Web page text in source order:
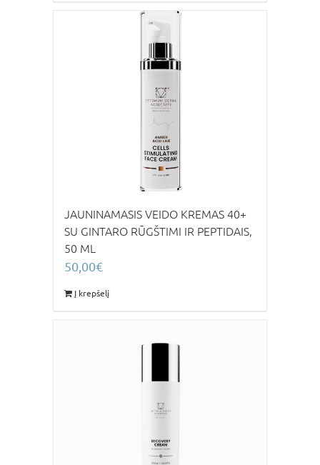
JAUNINAMASIS VEIDO KREMAS 40+
SU GINTARO RŪGŠTIMI IR PEPTIDAIS,
50 ML
50,00€
Į krepšelį